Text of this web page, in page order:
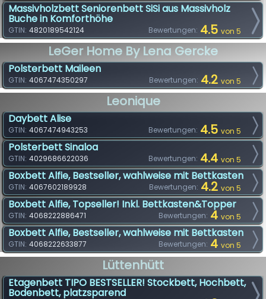
Massivholzbett Seniorenbett SiSi aus Massivholz
Buche in Komforthöhe
Bewertungen: 4.5 von 5
GTIN: 4820189542124
LeGer Home By Lena Gercke
Polsterbett Maileen
Bewertungen: 4.2 von 5
GTIN: 4067474350297
Leonique
Daybett Alise
Bewertungen: 4.5 von 5
GTIN: 4067474943253
Polsterbett Sinaloa
Bewertungen: 4.4 von 5
GTIN: 4029686622036
Boxbett Alfie, Bestseller, wahlweise mit Bettkasten
Bewertungen: 4.2 von 5
GTIN: 4067602189928
Boxbett Alfie, Topseller! Inkl. Bettkasten&Topper
Bewertungen: 4von 5
GTIN: 4068222886471
Boxbett Alfie, Bestseller, wahlweise mit Bettkasten
Bewertungen: 4 von 5
GTIN: 4068222633877
Lüttenhütt
Etagenbett TIPO BESTSELLER! Stockbett, Hochbett,
Bodenbett, platzsparend